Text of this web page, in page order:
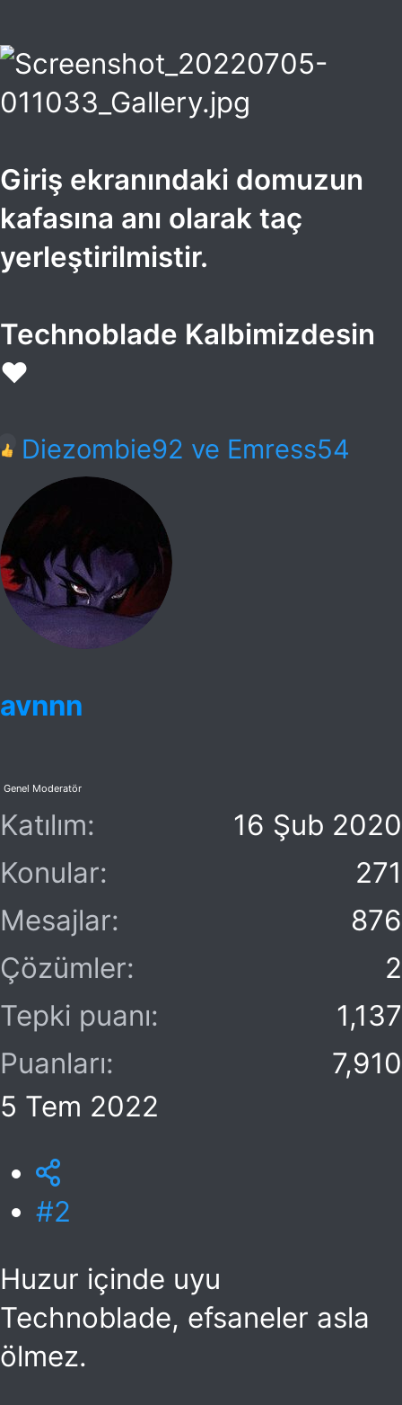
Giriş ekranındaki domuzun
kafasına anı olarak taç
yerleştirilmistir.
Technoblade Kalbimizdesin
❤
T
p
k
i
r
Diezombie92 ve Emress54
avnnn
Genel Moderatör
Katılım
16 Şub 2020
Konular
271
Mesajlar
876
Çözümler
2
Tepki puanı
1,137
Puanları
7,910
5 Tem 2022
#2
Huzur içinde uyu
Technoblade, efsaneler asla
ölmez.